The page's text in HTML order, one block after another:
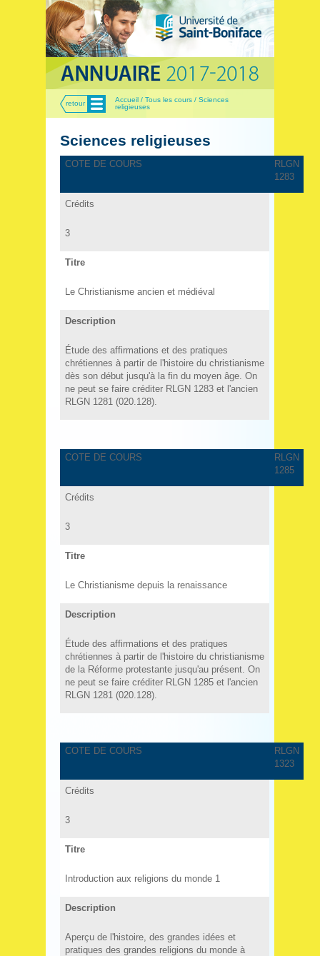
retour Menu
Accueil / Tous les cours / Sciences
religieuses
Sciences religieuses
COTE DE COURS
RLGN
1283
Crédits
3
Titre
Le Christianisme ancien et médiéval
Description
Étude des affirmations et des pratiques
chrétiennes à partir de l'histoire du christianisme
dès son début jusqu'à la fin du moyen âge. On
ne peut se faire créditer RLGN 1283 et l'ancien
RLGN 1281 (020.128).
COTE DE COURS
RLGN
1285
Crédits
3
Titre
Le Christianisme depuis la renaissance
Description
Étude des affirmations et des pratiques
chrétiennes à partir de l'histoire du christianisme
de la Réforme protestante jusqu'au présent. On
ne peut se faire créditer RLGN 1285 et l'ancien
RLGN 1281 (020.128).
COTE DE COURS
RLGN
1323
Crédits
3
Titre
Introduction aux religions du monde 1
Description
Aperçu de l'histoire, des grandes idées et
pratiques des grandes religions du monde à